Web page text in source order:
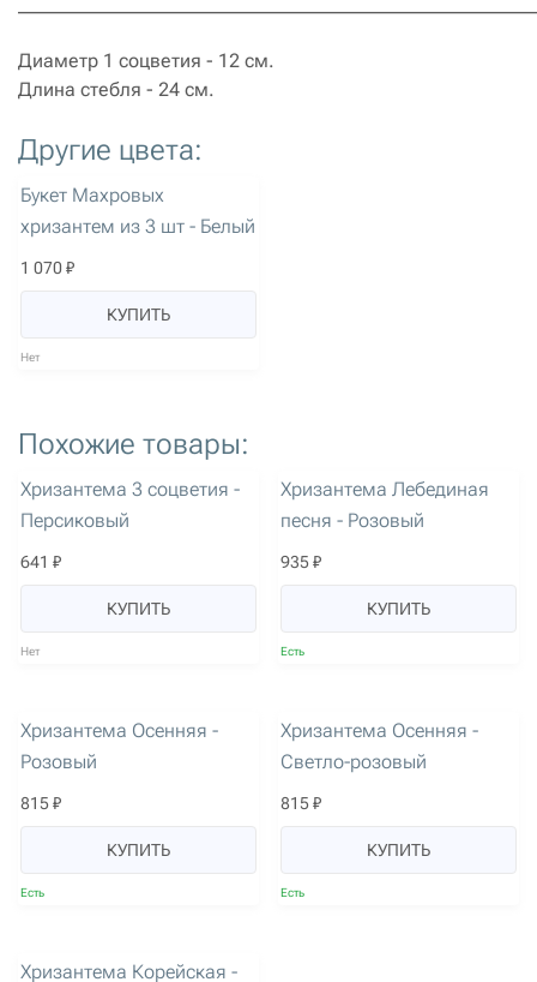
Диаметр 1 соцветия - 12 см.
Длина стебля - 24 см.
Другие цвета:
артикул: 2989
Букет Махровых
хризантем из 3 шт - Белый
1 070 ₽
КУПИТЬ
Нет
Похожие товары:
артикул: 1235
Хризантема 3 соцветия -
Персиковый
641 ₽
КУПИТЬ
Нет
Хризантема Лебединая
песня - Розовый
935 ₽
КУПИТЬ
Есть
Хризантема Осенняя -
Розовый
815 ₽
КУПИТЬ
Есть
Хризантема Осенняя -
Светло-розовый
815 ₽
КУПИТЬ
Есть
Хризантема Корейская -